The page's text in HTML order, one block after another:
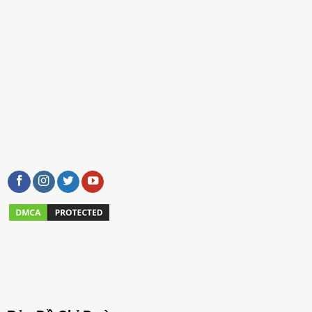
Ghế Công Thái Học: Vị Cứu Tinh Cho Cột Sống Của
Bạn